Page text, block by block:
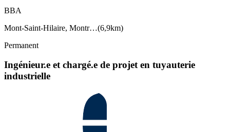
BBA
Mont-Saint-Hilaire, Montr…(6,9km)
Permanent
Ingénieur.e et chargé.e de projet en tuyauterie
industrielle